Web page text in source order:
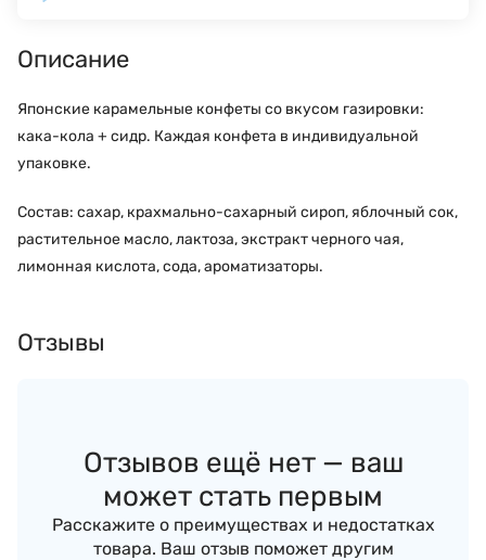
Описание
Японские карамельные конфеты со вкусом газировки:
кака-кола + сидр. Каждая конфета в индивидуальной
упаковке.
Состав: сахар, крахмально-сахарный сироп, яблочный сок,
растительное масло, лактоза, экстракт черного чая,
лимонная кислота, сода, ароматизаторы.
Отзывы
Отзывов ещё нет — ваш
может стать первым
Расскажите о преимуществах и недостатках
товара. Ваш отзыв поможет другим